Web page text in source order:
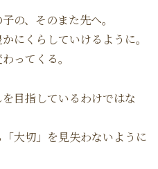
の、そのまた先へ。
にくらしていけるように。
ってくる。
目指しているわけではな
大切」を見失わないように